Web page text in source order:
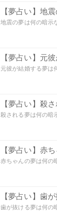
【夢占い】地
地震の夢は何の暗示
【夢占い】元
元彼が結婚する夢は
【夢占い】殺
殺される夢は何の暗
【夢占い】赤
赤ちゃんの夢は何の
【夢占い】歯
歯が抜ける夢は何の